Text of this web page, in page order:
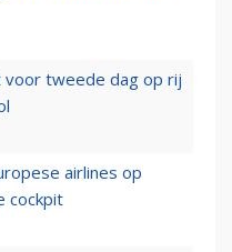
voor tweede dag op rij
airlines op
cockpit